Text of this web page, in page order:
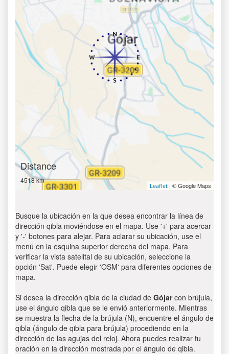
Distance
4518 km
Leaflet | © Google Maps
Busque la ubicación en la que desea encontrar la línea de
dirección qibla moviéndose en el mapa. Use '+' para acercar
y '-' botones para alejar. Para aclarar su ubicación, use el
menú en la esquina superior derecha del mapa. Para
verificar la vista satelital de su ubicación, seleccione la
opción 'Sat'. Puede elegir 'OSM' para diferentes opciones de
mapa.
Si desea la dirección qibla de la ciudad de Gójarcon brújula,
use el ángulo qibla que se le envió anteriormente. Mientras
se muestra la flecha de la brújula (N), encuentre el ángulo de
qibla (ángulo de qibla para brújula) procediendo en la
dirección de las agujas del reloj. Ahora puedes realizar tu
oración en la dirección mostrada por el ángulo de qibla.